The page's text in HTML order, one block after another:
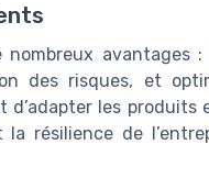
avantages
des risques, et
d’adapter les produits
résilience de